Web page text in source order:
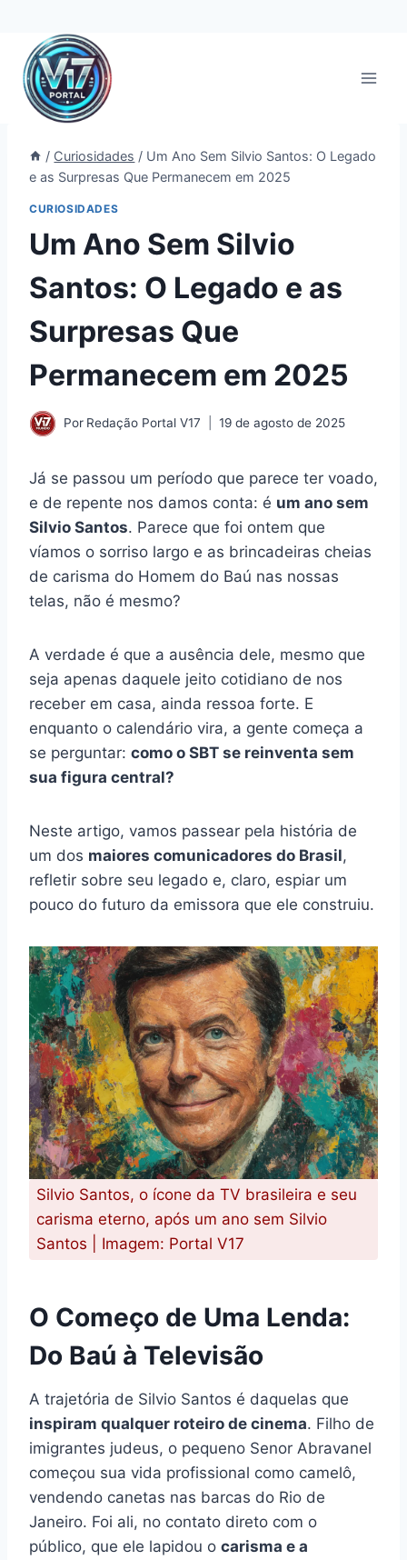
Pular
para
Conteúdo
/ Curiosidades / Um Ano Sem Silvio Santos: O Legado
e as Surpresas Que Permanecem em 2025
CURIOSIDADES
Um Ano Sem Silvio
Santos: O Legado e as
Surpresas Que
Permanecem em 2025
Por Redação Portal V17 19 de agosto de 2025
Já se passou um período que parece ter voado,
e de repente nos damos conta: é um ano sem
Silvio Santos. Parece que foi ontem que
víamos o sorriso largo e as brincadeiras cheias
de carisma do Homem do Baú nas nossas
telas, não é mesmo?
A verdade é que a ausência dele, mesmo que
seja apenas daquele jeito cotidiano de nos
receber em casa, ainda ressoa forte. E
enquanto o calendário vira, a gente começa a
se perguntar: como o SBT se reinventa sem
sua figura central?
Neste artigo, vamos passear pela história de
um dos maiores comunicadores do Brasil,
refletir sobre seu legado e, claro, espiar um
pouco do futuro da emissora que ele construiu.
Silvio Santos, o ícone da TV brasileira e seu
carisma eterno, após um ano sem Silvio
Santos | Imagem: Portal V17
O Começo de Uma Lenda:
Do Baú à Televisão
A trajetória de Silvio Santos é daquelas que
inspiram qualquer roteiro de cinema. Filho de
imigrantes judeus, o pequeno Senor Abravanel
começou sua vida profissional como camelô,
vendendo canetas nas barcas do Rio de
Janeiro. Foi ali, no contato direto com o
público, que ele lapidou o carisma e a